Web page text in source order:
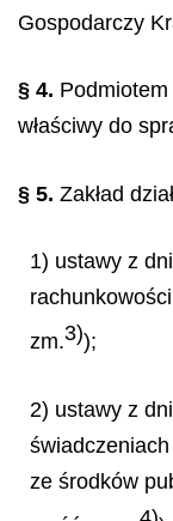
Gospodarczy
§ 4.
właściwy do
§ 5. Zakład
1) ustawy z
zm.3));
2) ustawy z
ze środków